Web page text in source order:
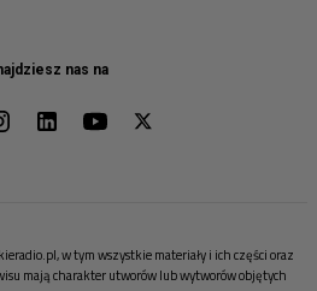
nas na
w tym wszystkie materiały i ich części oraz
mają charakter utworów lub wytworów objętych